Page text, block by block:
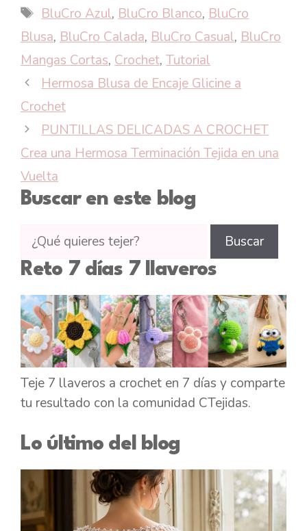
Etiquetas
BluCro Azul, BluCro Blanco, BluCro
Blusa, BluCro Calada, BluCro Casual, BluCro
Mangas Cortas, Crochet, Tutorial
Hermosa Blusa de Encaje Glicine a
Crochet
PUNTILLAS DELICADAS A CROCHET
Crea una Hermosa Terminación Tejida en una
Vuelta
Buscar en este blog
Buscar
tutoriales
en
CTejidas
Buscar
Reto 7 días 7 llaveros
Teje 7 llaveros a crochet en 7 días y comparte
tu resultado con la comunidad CTejidas.
Lo último del blog